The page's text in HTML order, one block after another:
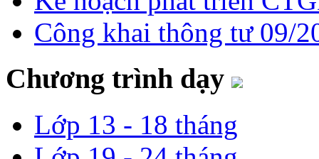
Công khai thông tư 09/
Chương trình dạy
Lớp 13 - 18 tháng